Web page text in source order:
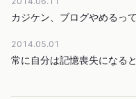
カジケン、ブログやめるって
2014.05.01
常に自分は記憶喪失になると